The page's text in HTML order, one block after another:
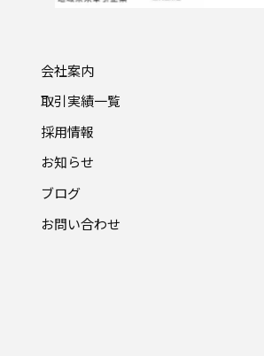
会社案内
取引実績一覧
採用情報
お知らせ
ブログ
お問い合わせ